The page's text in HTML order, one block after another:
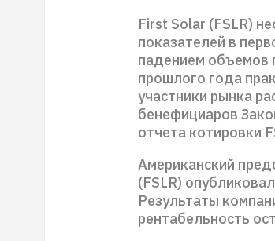
First Solar (FSLR)
показателей в
падением объемов
прошлого года
участники рынка
бенефициаров
отчета котировки
Американский
(FSLR)
Результаты
рентабельность